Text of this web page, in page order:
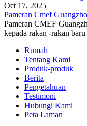
Oct 17, 2025
Pameran Cmef
Pameran CMEF
kepada rakan -rakan
Rumah
Tentang Kami
Produk-produk
Berita
Pengetahuan
Testimoni
Hubungi Kami
Peta Laman